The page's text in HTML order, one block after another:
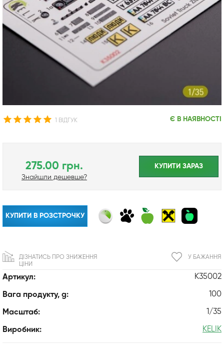
1 ВІДГУК Є В НАЯВНОСТІ
Артикул: K35002
Вага продукту, g: 100
Масштаб: 1/35
Виробник: KELIK
275.00 грн.
Знайшли дешевше?
КУПИТИ ЗАРАЗ
КУПИТИ В РОЗСТРОЧКУ
У БАЖАННЯ
ДІЗНАТИСЬ ПРО ЗНИЖЕННЯ
ЦІНИ